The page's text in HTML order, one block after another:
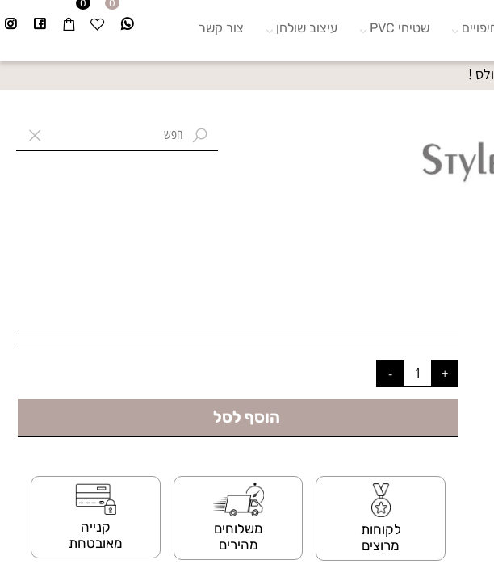
!
0 0
שטיחי PVC עיצוב שולחן צור קשר
הוסף לסל
לקוחות
מרוצים
משלוחים
מהירים
קנייה
מאובטחת